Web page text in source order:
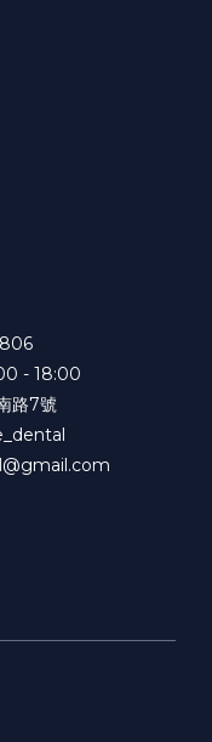
- 18:00
路7號